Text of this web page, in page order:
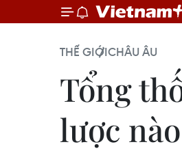
THẾ GIỚICHÂU ÂU
Tổng
lược nào